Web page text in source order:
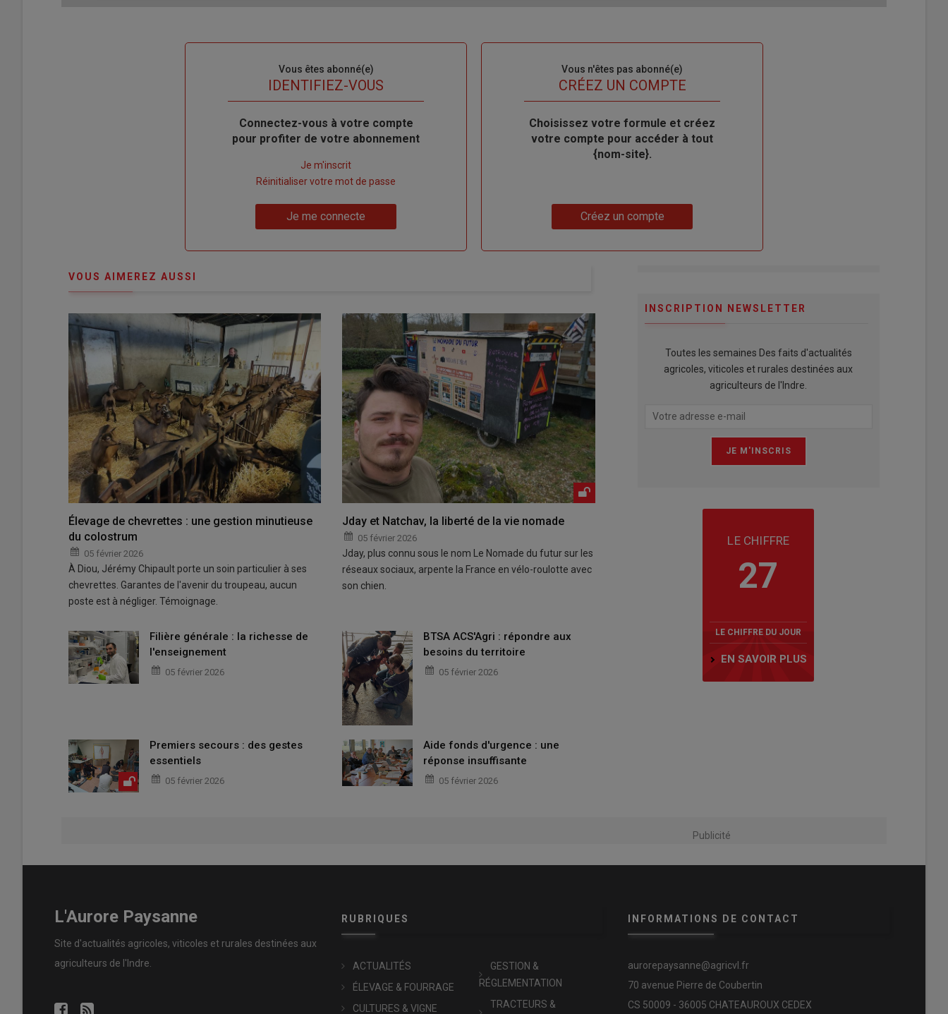
Vous êtes abonné(e)
IDENTIFIEZ-VOUS
Body
Connectez-vous à votre compte
pour profiter de votre abonnement
compte"
Je m'inscrit
Réinitialiser votre mot de passe
Je me connecte
Vous n'êtes pas abonné(e)
TITRECRÉEZ UN COMPTE
Body
Choisissez votre formule et créez
votre compte pour accéder à tout
{nom-site}.
Créez un compte
VOUS AIMEREZ AUSSI
Élevage de chevrettes : une gestion minutieuse
du colostrum
05 février 2026
À Diou, Jérémy Chipault porte un soin particulier à ses
chevrettes. Garantes de l'avenir du troupeau, aucun
poste est à négliger. Témoignage.
Jday et Natchav, la liberté de la vie nomade
05 février 2026
Jday, plus connu sous le nom Le Nomade du futur sur les
réseaux sociaux, arpente la France en vélo-roulotte avec
son chien.
Filière générale : la richesse de
l'enseignement
05 février 2026
BTSA ACS'Agri : répondre aux
besoins du territoire
05 février 2026
Premiers secours : des gestes
essentiels
05 février 2026
Aide fonds d'urgence : une
réponse insuffisante
05 février 2026
INSCRIPTION NEWSLETTER
Toutes les semaines Des faits d'actualités
agricoles, viticoles et rurales destinées aux
agriculteurs de l'Indre.
LE CHIFFRE
27
LE CHIFFRE DU JOUR
EN SAVOIR PLUS
Publicité
L'Aurore Paysanne
Site d'actualités agricoles, viticoles et rurales destinées aux
agriculteurs de l'Indre.
RUBRIQUES
ACTUALITÉS
ÉLEVAGE & FOURRAGE
CULTURES & VIGNE
GESTION &
RÉGLEMENTATION
TRACTEURS &
INFORMATIONS DE CONTACT
aurorepaysanne@agricvl.fr
70 avenue Pierre de Coubertin
CS 50009 - 36005 CHATEAUROUX CEDEX